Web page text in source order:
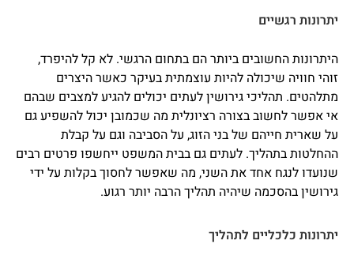
יתרונות רגשיים
היתרונות החשובים ביותר הם בתחום הרגשי. לא קל להיפרד,
זוהי חוויה שיכולה להיות עוצמתית בעיקר כאשר היצרים
מתלהטים. תהליכי גירושין לעתים יכולים להגיע למצבים שבהם
אי אפשר לחשוב בצורה רציונלית מה שכמובן יכול להשפיע גם
על שארית חייהם של בני הזוג, על הסביבה וגם על קבלת
ההחלטות בתהליך. לעתים גם בבית המשפט ייחשפו פרטים רבים
שנועדו לנגח אחד את השני, מה שאפשר לחסוך בקלות על ידי
גירושין בהסכמה שיהיה תהליך הרבה יותר רגוע.
יתרונות כלכליים לתהליך